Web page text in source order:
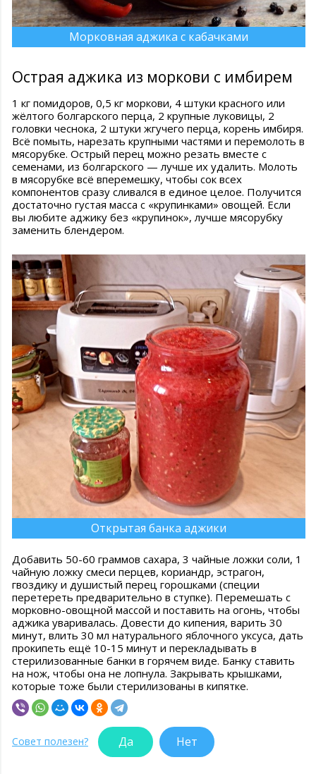
Морковная аджика с кабачками
Острая аджика из моркови с имбирем
1 кг помидоров, 0,5 кг моркови, 4 штуки красного или
жёлтого болгарского перца, 2 крупные луковицы, 2
головки чеснока, 2 штуки жгучего перца, корень имбиря.
Всё помыть, нарезать крупными частями и перемолоть в
мясорубке. Острый перец можно резать вместе с
семенами, из болгарского — лучше их удалить. Молоть
в мясорубке всё вперемешку, чтобы сок всех
компонентов сразу сливался в единое целое. Получится
достаточно густая масса с «крупинками» овощей. Если
вы любите аджику без «крупинок», лучше мясорубку
заменить блендером.
Открытая банка аджики
Добавить 50-60 граммов сахара, 3 чайные ложки соли, 1
чайную ложку смеси перцев, кориандр, эстрагон,
гвоздику и душистый перец горошками (специи
перетереть предварительно в ступке). Перемешать с
морковно-овощной массой и поставить на огонь, чтобы
аджика уваривалась. Довести до кипения, варить 30
минут, влить 30 мл натурального яблочного уксуса, дать
прокипеть ещё 10-15 минут и перекладывать в
стерилизованные банки в горячем виде. Банку ставить
на нож, чтобы она не лопнула. Закрывать крышками,
которые тоже были стерилизованы в кипятке.
Совет полезен? Да Нет